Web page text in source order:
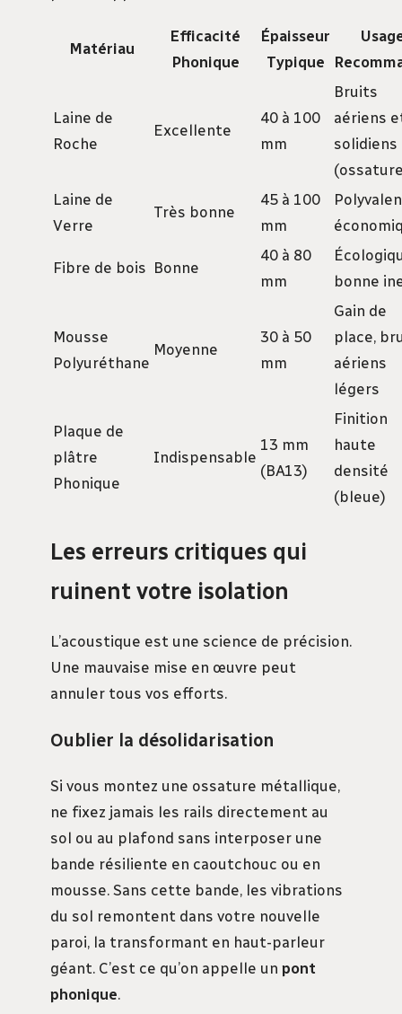
Matériau
Efficacité
Phonique
Épaisseur
Typique
Laine de
Roche
Excellente
40 à 100
mm
Bruits
aériens
solidiens
Laine de
Verre
Très bonne
45 à 100
mm
Fibre de bois Bonne
40 à 80
mm
bonne
Mousse
Polyuréthane
Moyenne
30 à 50
mm
Gain de
place,
aériens
légers
Plaque de
plâtre
Phonique
Indispensable
13 mm
(BA13)
Finition
haute
densité
(bleue)
Les erreurs critiques qui
ruinent votre isolation
L’acoustique est une science de précision.
Une mauvaise mise en œuvre peut
annuler tous vos efforts.
Oublier la désolidarisation
Si vous montez une ossature métallique,
ne fixez jamais les rails directement au
sol ou au plafond sans interposer une
bande résiliente en caoutchouc ou en
mousse. Sans cette bande, les vibrations
du sol remontent dans votre nouvelle
paroi, la transformant en haut-parleur
géant. C’est ce qu’on appelle un pont
phonique.